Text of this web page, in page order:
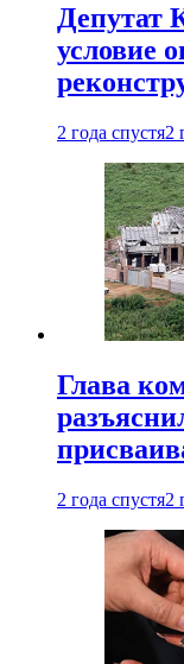
Депутат
условие
2 года спустя2
Глава
2 года спустя2